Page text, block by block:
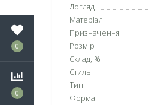
0
0
Догляд
Матеріал
Призначення
Розмір
Склад, %
Стиль
Тип
Форма